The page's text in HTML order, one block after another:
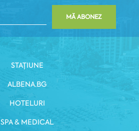
MĂ ABONEZ
STAȚIUNE
ALBENA.BG
HOTELURI
SPA & MEDICAL